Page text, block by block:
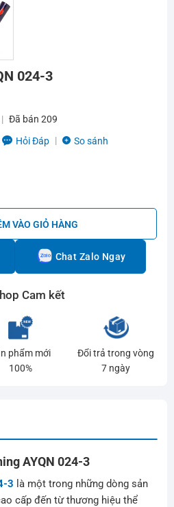
024-3
Đã bán 209
Hỏi Đáp So sánh
VÀO GIỎ HÀNG
Chat Zalo Ngay
Cam kết
phẩm mới
100%
Đổi trả trong vòng
7 ngày
AYQN 024-3
3 là một trong những dòng sản
cấp đến từ thương hiệu thể